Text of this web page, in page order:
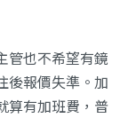
管也不希望有鏡
後報價失準。加
算有加班費，普